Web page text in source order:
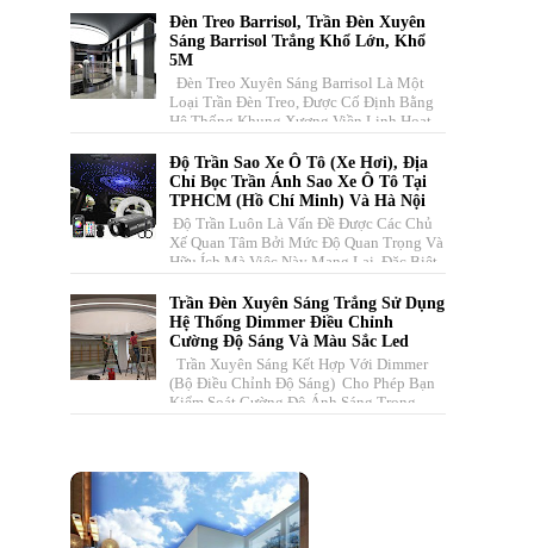
Đèn Treo Barrisol, Trần Đèn Xuyên
Sáng Barrisol Trắng Khổ Lớn, Khổ
5M
Đèn Treo Xuyên Sáng Barrisol Là Một
Loại Trần Đèn Treo, Được Cố Định Bằng
Hệ Thống Khung Xương Viền Linh Hoạt
Độ Trần Sao Xe Ô Tô (xe Hơi), Địa
Chỉ Bọc Trần Ánh Sao Xe Ô Tô Tại
TPHCM (Hồ Chí Minh) Và Hà Nội
Độ Trần Luôn Là Vấn Đề Được Các Chủ
Xế Quan Tâm Bởi Mức Độ Quan Trọng Và
Hữu Ích Mà Việc Này Mang Lại. Đặc Biệt,
Trần Đèn Xuyên Sáng Trắng Sử Dụng
Hệ Thống Dimmer Điều Chỉnh
Cường Độ Sáng Và Màu Sắc Led
Trần Xuyên Sáng Kết Hợp Với Dimmer
(bộ Điều Chỉnh Độ Sáng) Cho Phép Bạn
Kiểm Soát Cường Độ Ánh Sáng Trong
Không Gian . Hệ Thống Này Bao ...